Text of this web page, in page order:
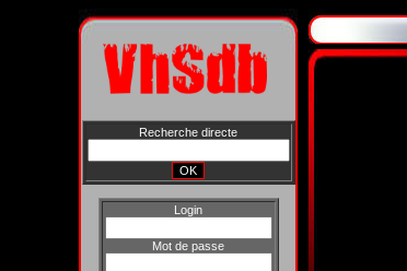
Recherche directe
Login
Mot de passe